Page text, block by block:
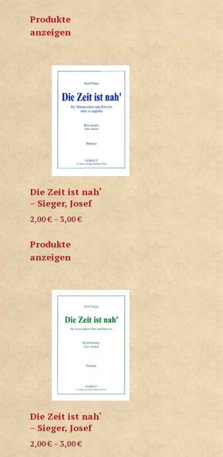
Produkte
anzeigen
Die Zeit ist nah‘
– Sieger, Josef
2,00€ – 3,00€
Produkte
anzeigen
Die Zeit ist nah‘
– Sieger, Josef
2,00€ – 3,00€